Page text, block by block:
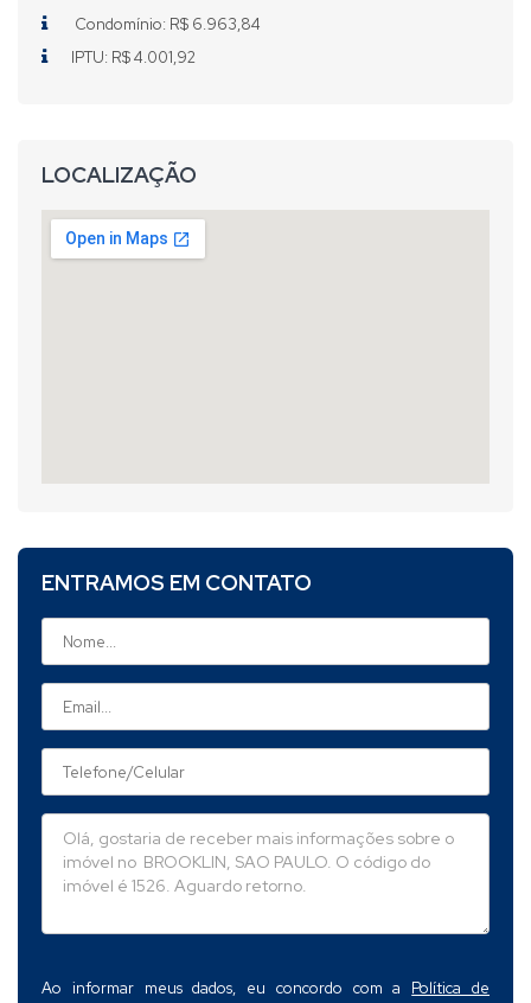
Condomínio: R$ 6.963,84
IPTU: R$ 4.001,92
LOCALIZAÇÃO
ENTRAMOS EM CONTATO
Ao informar meus dados, eu concordo com a Política de